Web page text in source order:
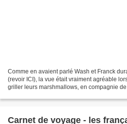
Comme en avaient parlé Wash et Franck
(revoir ICI), la vue était vraiment agréable
griller leurs marshmallows, en compagnie
Carnet de voyage - les